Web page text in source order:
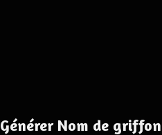
Générer Nom de griffon